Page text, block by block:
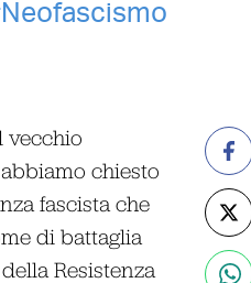
Neofascismo
vecchio
chiesto
fascista che
di battaglia
Resistenza